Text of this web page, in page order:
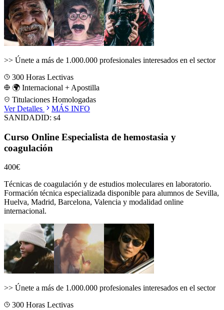
>> Únete a más de 1.000.000 profesionales interesados en el sector
300 Horas Lectivas
🌍 Internacional + Apostilla
Titulaciones Homologadas
Ver Detalles
MÁS INFO
SANIDADID: s4
Curso Online Especialista de hemostasia y
coagulación
400€
Técnicas de coagulación y de estudios moleculares en laboratorio.
Formación técnica especializada disponible para alumnos de Sevilla,
Huelva, Madrid, Barcelona, Valencia y modalidad online
internacional.
>> Únete a más de 1.000.000 profesionales interesados en el sector
300 Horas Lectivas